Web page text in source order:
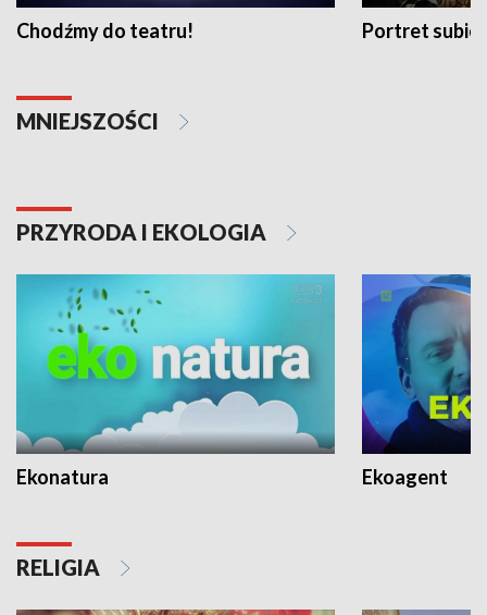
Chodźmy do teatru! Portret
MNIEJSZOŚCI
PRZYRODA I EKOLOGIA
Ekonatura Ekoagent
RELIGIA